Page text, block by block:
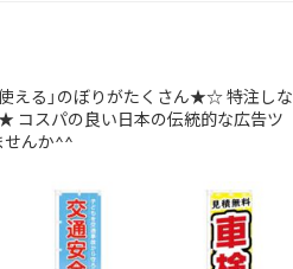
使える」のぼりがたくさん★☆特注しな
コスパの良い日本の伝統的な広告ツ
せんか^^